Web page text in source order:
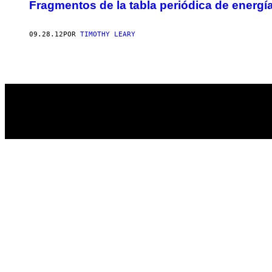
Fragmentos de la tabla periódica de
09.28.12 POR TIMOTHY LEARY